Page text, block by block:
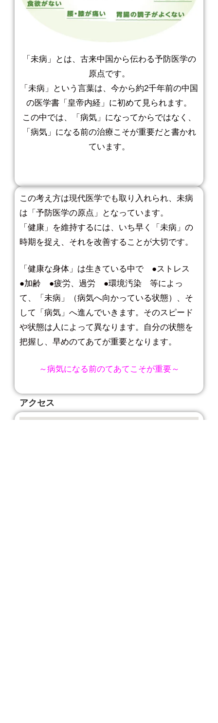
「未病」とは、古来中国から伝わる予防医学の
原点です。
「未病」という言葉は、今から約2千年前の中国
の医学書「皇帝内経」に初めて見られます。
この中では、「病気」になってからではなく、
「病気」になる前の治療こそが重要だと書かれ
ています。
この考え方は現代医学でも取り入れられ、未病
は「予防医学の原点」となっています。
「健康」を維持するには、いち早く「未病」の
時期を捉え、それを改善することが大切です。
「健康な身体」は生きている中で ●ストレス
●加齢 ●疲労、過労 ●環境汚染 等によっ
て、「未病」（病気へ向かっている状態）、そ
して「病気」へ進んでいきます。そのスピード
や状態は人によって異なります。自分の状態を
把握し、早めのてあてが重要となります。
～病気になる前のてあてこそが重要～
アクセス